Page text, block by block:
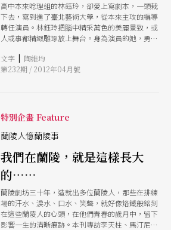
高中本來唸理組的林鈺玲，卻愛上寫劇本，一頭栽
下去，寫到進了臺北藝術大學，從本來主攻的編導
轉任演員。林鈺玲把腦中精采萬色的美麗景致，或
人或事都精緻雕琢放上舞台。身為演員的她，勇於
麗上班族》、徐堰鈴的《迷離劫》，到現在正在排
練的跨海巡演製作《孫飛虎搶親》，她閃爍著一雙
少見的內斂見長」。不論是出國working
holiday，學習做麵包，和交往多年的男友結婚，
她每一步都踩得踏實，照自己的步調前進。
文字 | 陶維均
第232期 / 2012年04月號
特別企畫 Feature
蘭陵人憶蘭陵事
我們在蘭陵，就是這樣長大
的……
蘭陵劇坊三十年，造就出多位蘭陵人，那些在排練
場的汗水、淚水、口水、笑聲，就好像烙鐵般銘刻
在這些蘭陵人的心頭，在他們青春的歲月中，留下
影響一生的清晰痕跡。本刊專訪李天柱、馬汀尼等